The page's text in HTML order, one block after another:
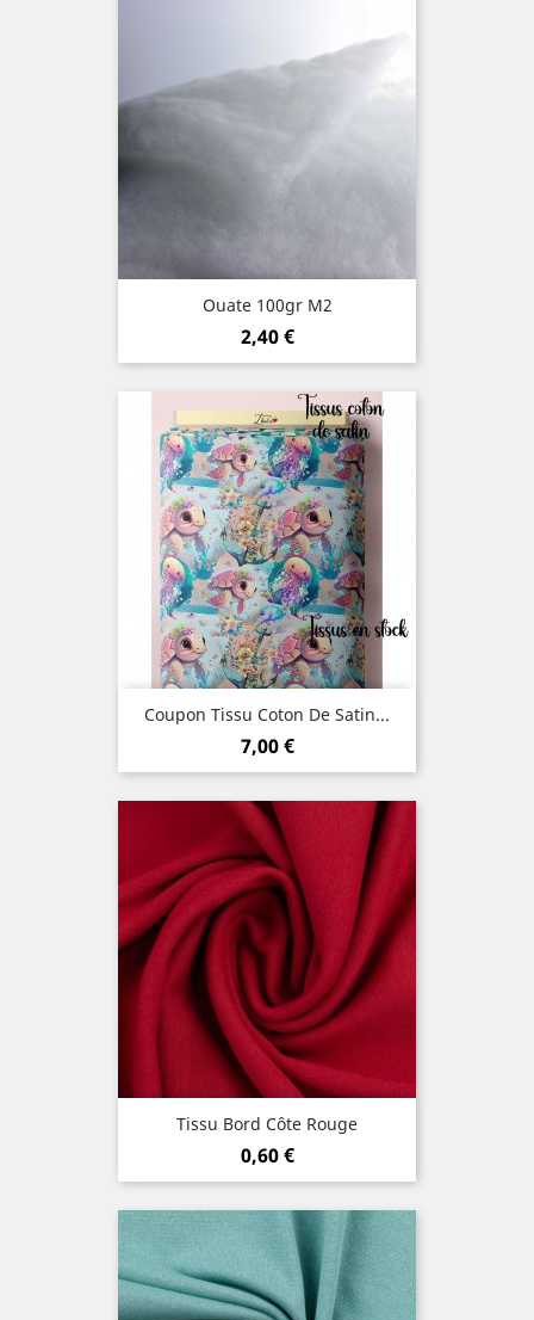
Ouate 100gr M2
Prix
2,40 €
Coupon Tissu Coton De Satin...
Prix
7,00 €
Tissu Bord Côte Rouge
Prix
0,60 €